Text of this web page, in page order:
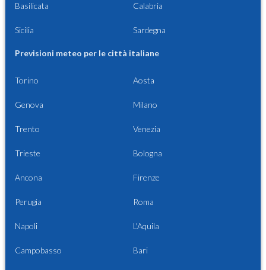
Basilicata Calabria
Sicilia Sardegna
Previsioni meteo per le città italiane
Torino Aosta
Genova Milano
Trento Venezia
Trieste Bologna
Ancona Firenze
Perugia Roma
Napoli L'Aquila
Campobasso Bari